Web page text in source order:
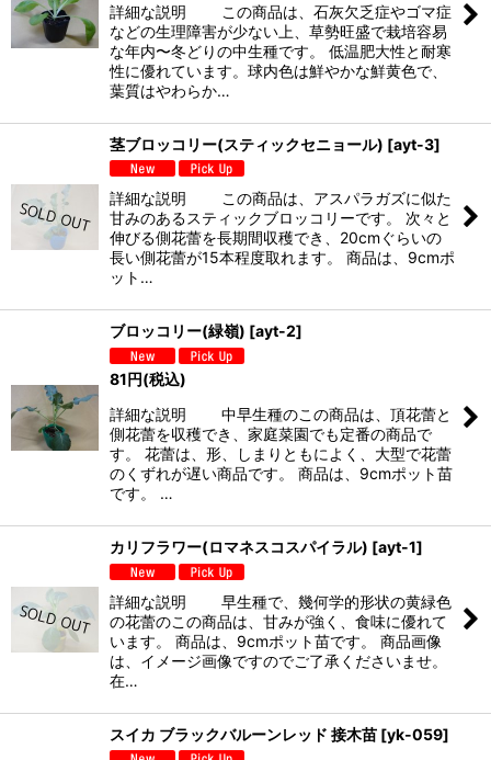
詳細な説明 この商品は、石灰欠乏症やゴマ症
などの生理障害が少ない上、草勢旺盛で栽培容易
な年内〜冬どりの中生種です。 低温肥大性と耐寒
性に優れています。球内色は鮮やかな鮮黄色で、
葉質はやわらか…
茎ブロッコリー(スティックセニョール) [ayt-3]
詳細な説明 この商品は、アスパラガズに似た
甘みのあるスティックブロッコリーです。 次々と
伸びる側花蕾を長期間収穫でき、20cmぐらいの
長い側花蕾が15本程度取れます。 商品は、9cmポ
ット…
ブロッコリー(緑嶺) [ayt-2]
81円(税込)
詳細な説明 中早生種のこの商品は、頂花蕾と
側花蕾を収穫でき、家庭菜園でも定番の商品で
す。 花蕾は、形、しまりともによく、大型で花蕾
のくずれが遅い商品です。 商品は、9cmポット苗
です。 …
カリフラワー(ロマネスコスパイラル) [ayt-1]
詳細な説明 早生種で、幾何学的形状の黄緑色
の花蕾のこの商品は、甘みが強く、食味に優れて
います。 商品は、9cmポット苗です。 商品画像
は、イメージ画像ですのでご了承くださいませ。
在…
スイカ ブラックバルーンレッド 接木苗 [yk-059]